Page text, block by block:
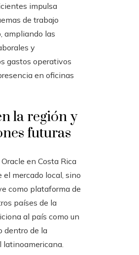
impulsa
de trabajo
ampliando las
y
gastos operativos
en oficinas
la región y
futuras
en Costa Rica
el mercado local, sino
como plataforma de
países de la
al país como un
dentro de la
latinoamericana.